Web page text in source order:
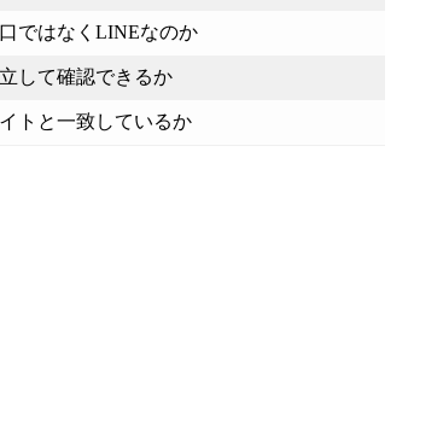
ではなくLINEなのか
して確認できるか
トと一致しているか